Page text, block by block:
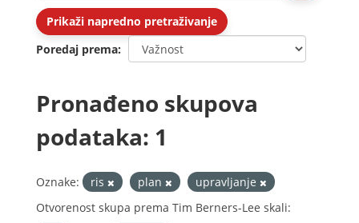
Prikaži napredno pretraživanje
Poredaj prema
Pronađeno skupova
podataka: 1
Oznake: ris plan
upravljanje
Otvorenost skupa prema Tim Berners-Lee skali: